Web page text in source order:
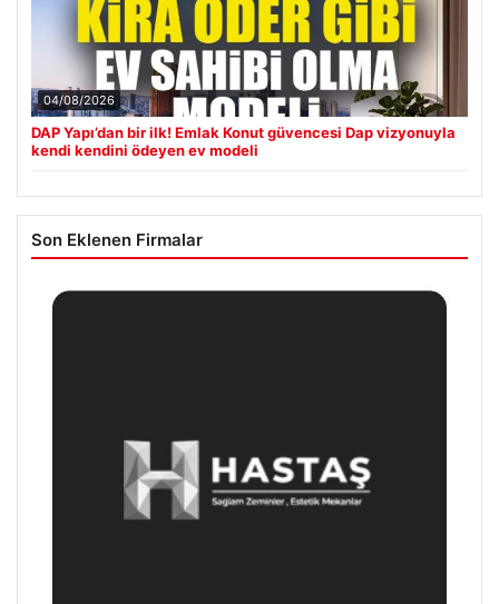
04/08/2026
DAP Yapı’dan bir ilk! Emlak Konut güvencesi Dap vizyonuyla
kendi kendini ödeyen ev modeli
Son Eklenen Firmalar